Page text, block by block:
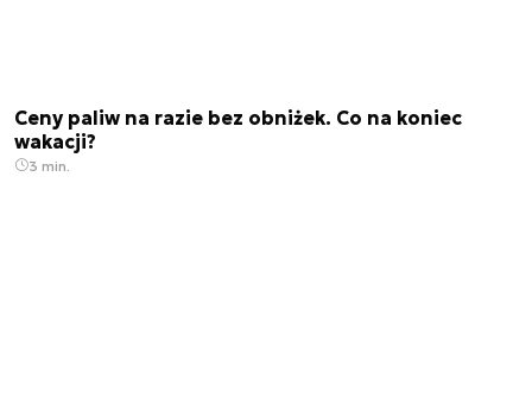
Ceny paliw na razie bez obniżek. Co na koniec
wakacji?
3 min.